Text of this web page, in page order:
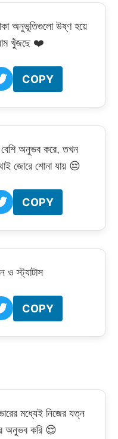
অনুভূতিগুলো উষ্ণ হয়ে
খুঁজছে ❤️
COPY
বেশি অনুভব করে, তখন
জোরে শোনা যায় 😔
COPY
ও স্ট্যাটাস
COPY
মধ্যেই নিজের যত্ন
অনুভব করি 😌